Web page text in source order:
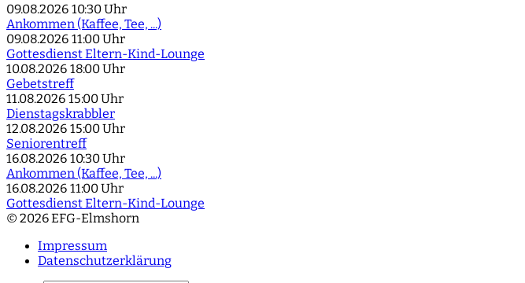
09.08.2026 10:30 Uhr
Ankommen (Kaffee, Tee, ...)
09.08.2026 11:00 Uhr
Gottesdienst Eltern-Kind-Lounge
10.08.2026 18:00 Uhr
Gebetstreff
11.08.2026 15:00 Uhr
Dienstagskrabbler
12.08.2026 15:00 Uhr
Seniorentreff
16.08.2026 10:30 Uhr
Ankommen (Kaffee, Tee, ...)
16.08.2026 11:00 Uhr
Gottesdienst Eltern-Kind-Lounge
© 2026 EFG-Elmshorn
Impressum
Datenschutzerklärung